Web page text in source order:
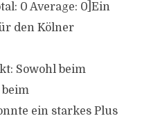
0 Average: 0]Ein
den Kölner
Sowohl beim
ein starkes Plus